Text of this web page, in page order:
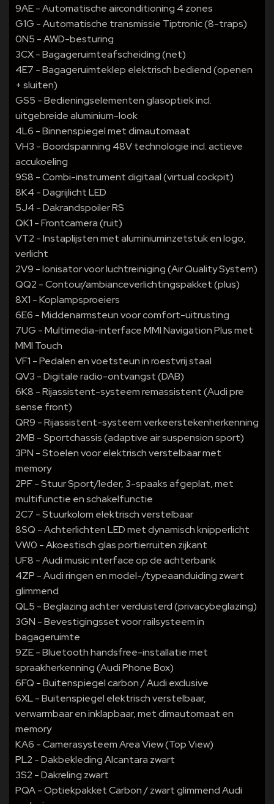
9AE - Automatische airconditioning 4 zones
G1G - Automatische transmissie Tiptronic (8-traps)
0N5 - AWD-besturing
3CX - Bagageruimteafscheiding (net)
4E7 - Bagageruimteklep elektrisch bediend (openen
+ sluiten)
GS5 - Bedieningselementen glasoptiek incl.
uitgebreide aluminium-look
4L6 - Binnenspiegel met dimautomaat
VH3 - Boordspanning 48V technologie incl. actieve
accukoeling
9S8 - Combi-instrument digitaal (virtual cockpit)
8K4 - Dagrijlicht LED
5J4 - Dakrandspoiler RS
QK1 - Frontcamera (ruit)
VT2 - Instaplijsten met aluminiuminzetstuk en logo,
verlicht
2V9 - Ionisator voor luchtreiniging (Air Quality System)
QQ2 - Contour/ambianceverlichtingspakket (plus)
8X1 - Koplampsproeiers
6E6 - Middenarmsteun voor comfort-uitrusting
7UG - Multimedia-interface MMI Navigation Plus met
MMI Touch
VF1 - Pedalen en voetsteun in roestvrij staal
QV3 - Digitale radio-ontvangst (DAB)
6K8 - Rijassistent-systeem remassistent (Audi pre
sense front)
QR9 - Rijassistent-systeem verkeerstekenherkenning
2MB - Sportchassis (adaptive air suspension sport)
3PN - Stoelen voor elektrisch verstelbaar met
memory
2PF - Stuur Sport/leder, 3-spaaks afgeplat, met
multifunctie en schakelfunctie
2C7 - Stuurkolom elektrisch verstelbaar
8SQ - Achterlichten LED met dynamisch knipperlicht
VW0 - Akoestisch glas portierruiten zijkant
UF8 - Audi music interface op de achterbank
4ZP - Audi ringen en model-/typeaanduiding zwart
glimmend
QL5 - Beglazing achter verduisterd (privacybeglazing)
3GN - Bevestigingsset voor railsysteem in
bagageruimte
9ZE - Bluetooth handsfree-installatie met
spraakherkenning (Audi Phone Box)
6FQ - Buitenspiegel carbon / Audi exclusive
6XL - Buitenspiegel elektrisch verstelbaar,
verwarmbaar en inklapbaar, met dimautomaat en
memory
KA6 - Camerasysteem Area View (Top View)
PL2 - Dakbekleding Alcantara zwart
3S2 - Dakreling zwart
PQA - Optiekpakket Carbon / zwart glimmend Audi